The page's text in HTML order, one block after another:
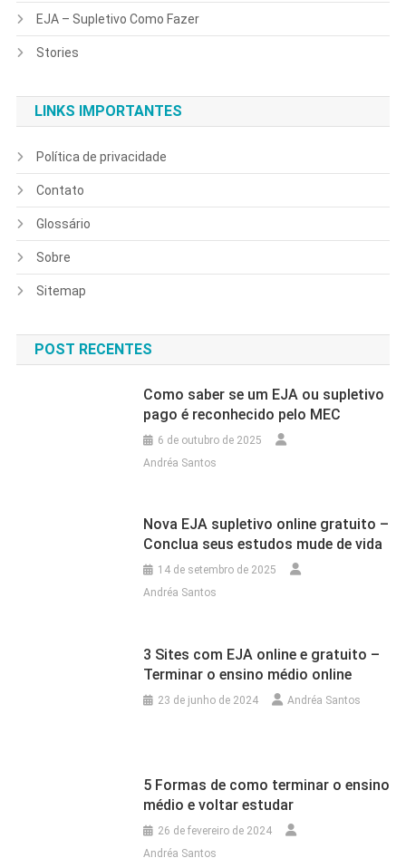
EJA – Supletivo Como Fazer
Stories
LINKS IMPORTANTES
Política de privacidade
Contato
Glossário
Sobre
Sitemap
POST RECENTES
Como saber se um EJA ou supletivo
pago é reconhecido pelo MEC
6 de outubro de 2025
Andréa Santos
Nova EJA supletivo online gratuito –
Conclua seus estudos mude de vida
14 de setembro de 2025
Andréa Santos
3 Sites com EJA online e gratuito –
Terminar o ensino médio online
23 de junho de 2024 Andréa Santos
5 Formas de como terminar o ensino
médio e voltar estudar
26 de fevereiro de 2024
Andréa Santos